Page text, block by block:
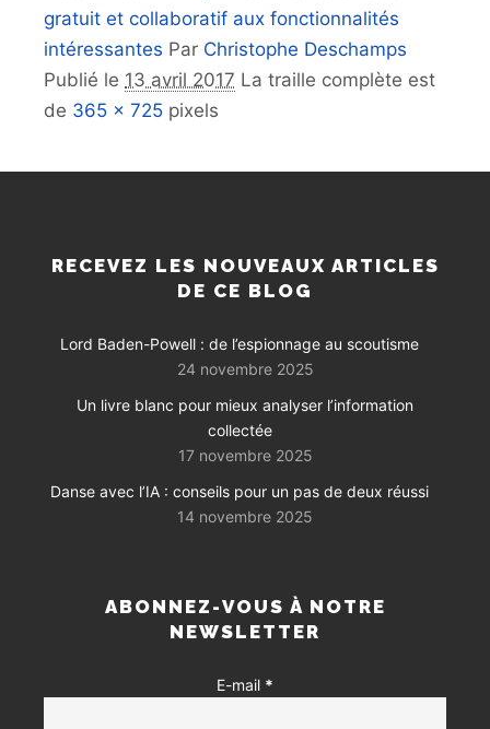
gratuit et collaboratif aux fonctionnalités
intéressantes Par Christophe Deschamps
Publié le 13 avril 2017 La traille complète est
de 365 × 725 pixels
RECEVEZ LES NOUVEAUX ARTICLES
DE CE BLOG
Lord Baden-Powell : de l’espionnage au scoutisme
24 novembre 2025
Un livre blanc pour mieux analyser l’information
collectée
17 novembre 2025
Danse avec l’IA : conseils pour un pas de deux réussi
14 novembre 2025
ABONNEZ-VOUS À NOTRE
NEWSLETTER
E-mail *